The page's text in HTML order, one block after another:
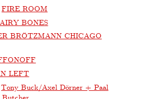
FIRE ROOM
BONES
BRÖTZMANN CHICAGO
LEFT
Tony Buck/Axel Dörner + Paal